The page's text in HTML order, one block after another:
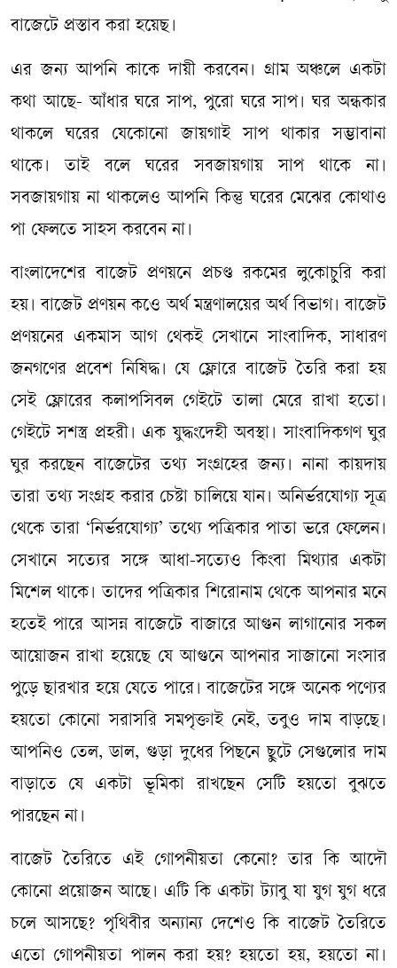
বাজেটে প্রস্তাব করা হয়েছ।
এর জন্য আপনি কাকে দায়ী করবেন। গ্রাম অঞ্চলে একটা
কথা আছে- আঁধার ঘরে সাপ, পুরো ঘরে সাপ। ঘর অন্ধকার
থাকলে ঘরের যেকোনো জায়গাই সাপ থাকার সম্ভাবানা
থাকে। তাই বলে ঘরের সবজায়গায় সাপ থাকে না।
সবজায়গায় না থাকলেও আপনি কিন্তু ঘরের মেঝের কোথাও
পা ফেলতে সাহস করবেন না।
বাংলাদেশের বাজেট প্রণয়নে প্রচণ্ড রকমের লুকোচুরি করা
হয়। বাজেট প্রণয়ন কওে অর্থ মন্ত্রণালয়ের অর্থ বিভাগ। বাজেট
প্রণয়নের একমাস আগ থেকই সেখানে সাংবাদিক, সাধারণ
জনগণের প্রবেশ নিষিদ্ধ। যে ফ্লোরে বাজেট তৈরি করা হয়
সেই ফ্লোরের কলাপসিবল গেইটে তালা মেরে রাখা হতো।
গেইটে সশস্ত্র প্রহরী। এক যুদ্ধংদেহী অবস্থা। সাংবাদিকগণ ঘুর
ঘুর করছেন বাজেটের তথ্য সংগ্রহের জন্য। নানা কায়দায়
তারা তথ্য সংগ্রহ করার চেষ্টা চালিয়ে যান। অনির্ভরযোগ্য সূত্র
থেকে তারা ‘নির্ভরযোগ্য’ তথ্যে পত্রিকার পাতা ভরে ফেলেন।
সেখানে সত্যের সঙ্গে আধা-সত্যেও কিংবা মিথ্যার একটা
মিশেল থাকে। তাদের পত্রিকার শিরোনাম থেকে আপনার মনে
হতেই পারে আসন্ন বাজেটে বাজারে আগুন লাগানোর সকল
আয়োজন রাখা হয়েছে যে আগুনে আপনার সাজানো সংসার
পুড়ে ছারখার হয়ে যেতে পারে। বাজেটের সঙ্গে অনেক পণ্যের
হয়তো কোনো সরাসরি সমপৃক্তাই নেই, তবুও দাম বাড়ছে।
আপনিও তেল, ডাল, গুড়া দুধের পিছনে ছুটে সেগুলোর দাম
বাড়াতে যে একটা ভূমিকা রাখছেন সেটি হয়তো বুঝতে
পারছেন না।
বাজেট তৈরিতে এই গোপনীয়তা কেনো? তার কি আদৌ
কোনো প্রয়োজন আছে। এটি কি একটা ট্যাবু যা যুগ যুগ ধরে
চলে আসছে? পৃথিবীর অন্যান্য দেশেও কি বাজেট তৈরিতে
এতো গোপনীয়তা পালন করা হয়? হয়তো হয়, হয়তো না।